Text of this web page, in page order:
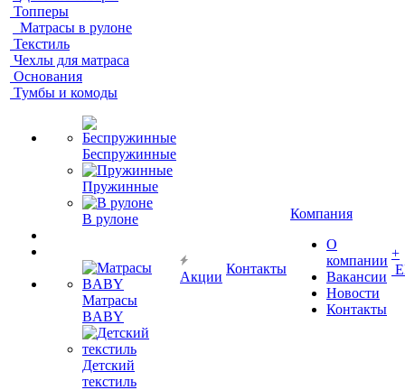
Топперы
Матрасы в рулоне
Текстиль
Чехлы для матраса
Основания
Тумбы и комоды
Беспружинные
Пружинные
В рулоне
Матрасы
BABY
Детский
текстиль
Акции
Контакты
Компания
О
компании
Вакансии
Новости
Контакты
+